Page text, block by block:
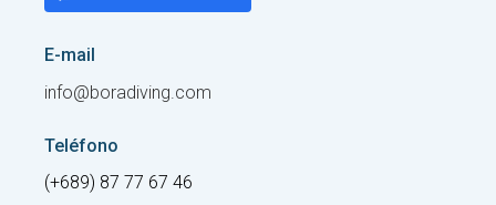
E-mail
info@boradiving.com
Teléfono
(+689) 87 77 67 46